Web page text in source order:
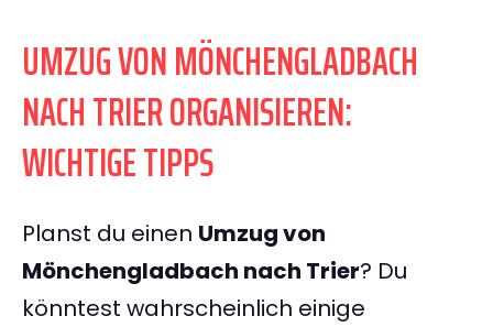
UMZUG VON MÖNCHENGLADBACH
NACH TRIER ORGANISIEREN:
WICHTIGE TIPPS
Planst du einen Umzug von
Mönchengladbach nach Trier? Du
könntest wahrscheinlich einige